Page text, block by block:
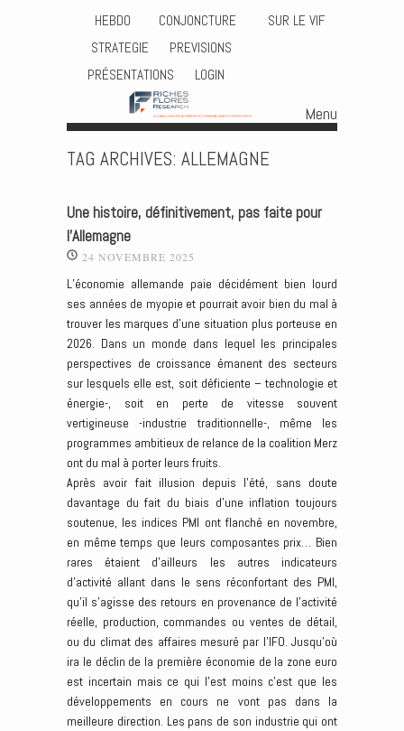
HEBDO CONJONCTURE
SUR LE VIF
STRATEGIE
PREVISIONS
PRÉSENTATIONS
LOGIN
Menu
TAG ARCHIVES: ALLEMAGNE
Une histoire, définitivement, pas faite pour
l’Allemagne
24 NOVEMBRE 2025
L’économie allemande paie décidément bien lourd
ses années de myopie et pourrait avoir bien du mal à
trouver les marques d’une situation plus porteuse en
2026. Dans un monde dans lequel les principales
perspectives de croissance émanent des secteurs
sur lesquels elle est, soit déficiente – technologie et
énergie-, soit en perte de vitesse souvent
vertigineuse -industrie traditionnelle-, même les
programmes ambitieux de relance de la coalition Merz
ont du mal à porter leurs fruits.
Après avoir fait illusion depuis l’été, sans doute
davantage du fait du biais d’une inflation toujours
soutenue, les indices PMI ont flanché en novembre,
en même temps que leurs composantes prix… Bien
rares étaient d’ailleurs les autres indicateurs
d’activité allant dans le sens réconfortant des PMI,
qu’il s’agisse des retours en provenance de l’activité
réelle, production, commandes ou ventes de détail,
ou du climat des affaires mesuré par l’IFO. Jusqu’où
ira le déclin de la première économie de la zone euro
est incertain mais ce qui l’est moins c’est que les
développements en cours ne vont pas dans la
meilleure direction. Les pans de son industrie qui ont